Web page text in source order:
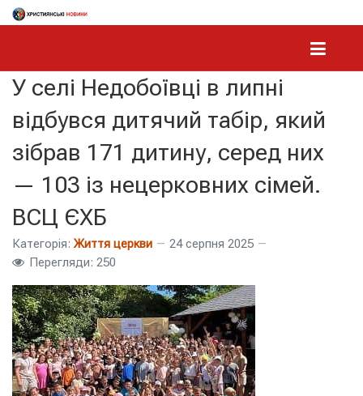
У селі Недобоївці в липні
відбувся дитячий табір, який
зібрав 171 дитину, серед них
— 103 із нецерковних сімей.
ВСЦ ЄХБ
Категорія: Життя церкви
24 серпня 2025
Перегляди: 250